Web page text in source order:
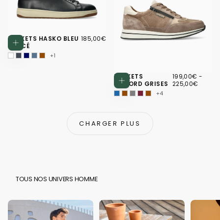
Choisissez des options
BASKETS HASKO BLEU
FONCÉ
185,00€
PRIX
185,00€
+1
Choisissez
BASKETS
GILFORD GRISES
199,00€
PRIX
MINIMUM
199,00€ -
225,00€
+4
CHARGER PLUS
TOUS NOS UNIVERS HOMME